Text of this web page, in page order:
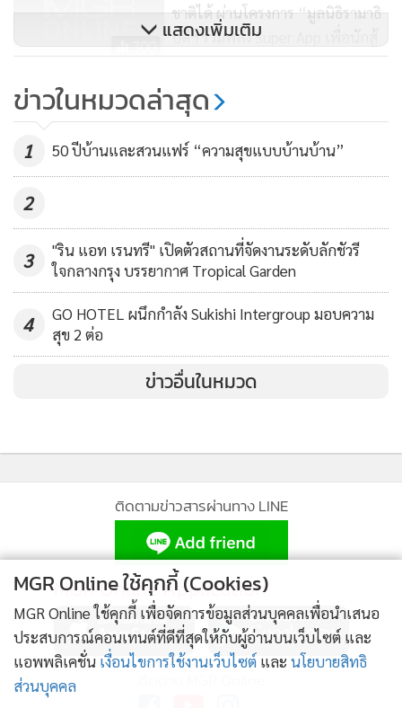
อาจารย์ นายแพทย์ธัชพงศ์ งามอุโฆษสาขาวิชาโรคหัวใจ ภาค
วิชาอายุรศาสตร์ หัวหน้างานศูนย์รักษาหัวใจ หลอดเลือด และเม
แทบอลิซึม คณะแพทยศาสตร์ โรงพยาบาลรามาธิบดี
มหาวิทยาลัยมหิดล และประธานองค์กรนานาชาติด้านโรคไฟฟ้า
หัวใจ ประจำภูมิภาคเอเชียแปซิฟิก ปี 2020 หรือ APHRS ได้
จะหลุดออกจากหัวใจไปอุดกั้นหลอดเลือดสมอง นำมาซึ่งการเป็น
อัมพฤกษ์ อัมพาต หลายคนไม่รู้ว่าตัวเองมีอาการของโรคหัวใจ
เต้นระริก โรคประจำตัวบางชนิดหรือหลายพฤติกรรมเสี่ยงในชีวิต
ประจำก็มีส่วนสำคัญที่ทำให้เกิดโรคหัวใจได้ อย่าง ผู้ป่วยโรคเบา
หวาน ความดันโลหิตสูง ผู้ที่มีภาวะไทรอยด์เป็นพิษ โรคไตเรื้อรัง
โรคหลอดเลือดหัวใจ เป็นต้น รวมถึง การสูบบุหรี่จัด ดื่ม
แอลกอฮอล์หรือเครื่องดื่มที่มีคาเฟอีนมากเกินไป รับประทาน
อาหารที่มีไขมันและคลอเรสเตอรอลสูงเป็นประจำ หรือแม้
กระทั่งความเครียด เหล่านี้ล้วนเป็นปัจจัยที่ทำให้เกิดหัวใจเต้น
ระริกและเพิ่มความเสี่ยงของการเป็นอัมพฤกษ์ อัมพาตได้
300
ชาติได้ ผ่านโครงการ “มูลนิธิรามาธิ
บดีฯ รวมพลัง Super App เพื่อนักสู้
ชุดขาว”
997
ระลึกถึง ร.9 ชมนิทรรศการ “สานต่อ
ที่พ่อทำ” พร้อมชมและชอปต้นไม้
“ตลาด Grow Green” ที่ศูนย์การค้า
เดอะ มาร์เก็ต แบงคอก (ราช
แสดงเพิ่มเติม
ข่าวในหมวดล่าสุด
1 50 ปีบ้านและสวนแฟร์ “ความสุขแบบบ้านบ้าน”
2
3
"ริน แอท เรนทรี" เปิดตัวสถานที่จัดงานระดับลักชัวรี
ใจกลางกรุง บรรยากาศ Tropical Garden
4
GO HOTEL ผนึกกำลัง Sukishi Intergroup มอบความ
สุข 2 ต่อ
ข่าวอื่นในหมวด
ติดตามข่าวสารผ่านทาง LINE
MGR Online Application
MGR Online ใช้คุกกี้ (Cookies)
MGR Online ใช้คุกกี้ เพื่อจัดการข้อมูลส่วนบุคคลเพื่อนำเสนอ
ประสบการณ์คอนเทนต์ที่ดีที่สุดให้กับผู้อ่านบนเว็บไซต์ และ
แอพพลิเคชั่น เงื่อนไขการใช้งานเว็บไซต์ และ นโยบายสิทธิ
ส่วนบุคคล